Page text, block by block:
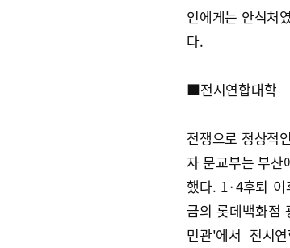
인에게는 안식처
다.
■전시연합대학
전쟁으로 정상적
자 문교부는 부산
했다. 1·4후퇴
금의 롯데백화점
민관'에서 전시